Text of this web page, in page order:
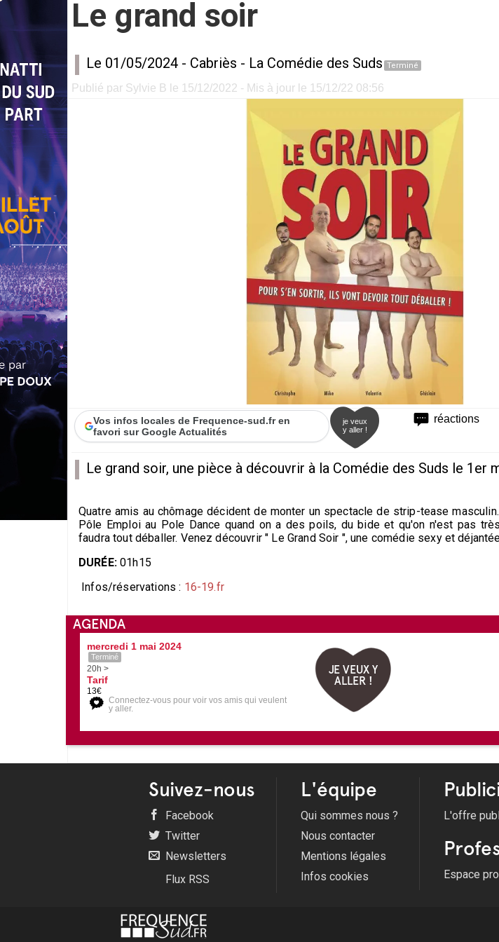
Le grand soir
Le 01/05/2024 - Cabriès - La Comédie des Suds Terminé
Publié par Sylvie B le 15/12/2022 - Mis à jour le 15/12/22 08:56
réactions
Vos infos locales de Frequence-sud.fr en
favori sur Google Actualités
je veux
y aller !
Le grand soir, une pièce à découvrir à la Comédie des Suds le 1er
Quatre amis au chômage décident de monter un spectacle de strip-tease
Pôle Emploi au Pole Dance quand on a des poils, du bide et qu'on n'est pas
faudra tout déballer. Venez découvrir " Le Grand Soir ", une comédie sexy et
DURÉE:01h15
Infos/réservations : 16-19.fr
AGENDA
mercredi 1 mai 2024
Terminé
20h >
Tarif
13€
Connectez-vous pour voir vos amis qui veulent
y aller.
JE VEUX Y
ALLER !
Suivez-nous
Facebook
Twitter
Newsletters
Flux RSS
L'équipe
Qui sommes nous ?
Nous contacter
Mentions légales
Infos cookies
L'offre
Espace